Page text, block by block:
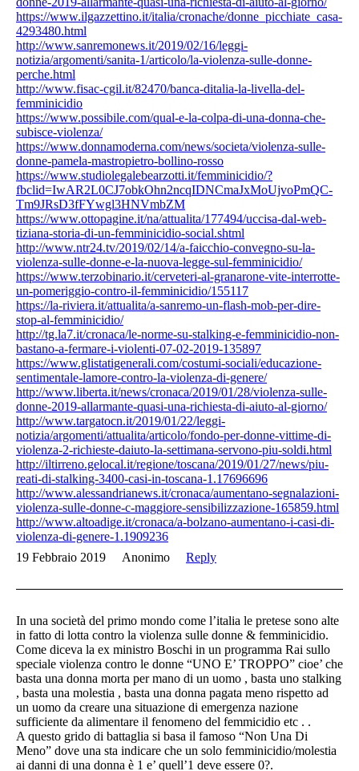
https://www.ilgazzettino.it/italia/cronache/donne_picchiate_casa-
4293480.html
http://www.sanremonews.it/2019/02/16/leggi-
notizia/argomenti/sanita-1/articolo/la-violenza-sulle-donne-
perche.html
http://www.fisac-cgil.it/82470/banca-ditalia-la-livella-del-
femminicidio
https://www.possibile.com/qual-e-la-colpa-di-una-donna-che-
subisce-violenza/
https://www.donnamoderna.com/news/societa/violenza-sulle-
donne-pamela-mastropietro-bollino-rosso
https://www.studiolegalebearzotti.it/femminicidio/?
fbclid=IwAR2L0CJ7obkOhn2ncqIDNCmaJxMoUjvoPmQC-
Tm9JRsD3fFYwgl3HNVmbZM
https://www.ottopagine.it/na/attualita/177494/uccisa-dal-web-
tiziana-storia-di-un-femminicidio-social.shtml
http://www.ntr24.tv/2019/02/14/a-faicchio-convegno-su-la-
violenza-sulle-donne-e-la-nuova-legge-sul-femminicidio/
https://www.terzobinario.it/cerveteri-al-granarone-vite-interrotte-
un-pomeriggio-contro-il-femminicidio/155117
https://la-riviera.it/attualita/a-sanremo-un-flash-mob-per-dire-
stop-al-femminicidio/
http://tg.la7.it/cronaca/le-norme-su-stalking-e-femminicidio-non-
bastano-a-fermare-i-violenti-07-02-2019-135897
https://www.glistatigenerali.com/costumi-sociali/educazione-
sentimentale-lamore-contro-la-violenza-di-genere/
http://www.liberta.it/news/cronaca/2019/01/28/violenza-sulle-
donne-2019-allarmante-quasi-una-richiesta-di-aiuto-al-giorno/
http://www.targatocn.it/2019/01/22/leggi-
notizia/argomenti/attualita/articolo/fondo-per-donne-vittime-di-
violenza-2-richieste-daiuto-la-settimana-servono-piu-soldi.html
http://iltirreno.gelocal.it/regione/toscana/2019/01/27/news/piu-
reati-di-stalking-3400-casi-in-toscana-1.17696696
http://www.alessandrianews.it/cronaca/aumentano-segnalazioni-
violenza-sulle-donne-c-maggiore-sensibilizzazione-165859.html
http://www.altoadige.it/cronaca/a-bolzano-aumentano-i-casi-di-
violenza-di-genere-1.1909236
19 Febbraio 2019
Anonimo Reply
In una società del primo mondo come l’italia le pretese sono alte
in fatto di lotta contro la violenza sulle donne & femminicidio.
Come diceva la ex ministro Boschi in un programma Rai sullo
speciale violenza contro le donne “UNO E’ TROPPO” cioe’ che
basta una donna morta per mano di un uomo , basta uno stalking
, basta una molestia , basta una donna pagata meno rispetto ad
un uomo da creare una situazione di emergenza nazione
sufficiente da alimentare il fenomeno del femmicidio etc . .
A questo grido di battaglia si basa il famoso “Non Una Di
Meno” dove una sta indicare che un solo femminicidio/molestia
ai danni di una donna è 1 e’ quell’1 deve essere 0?.